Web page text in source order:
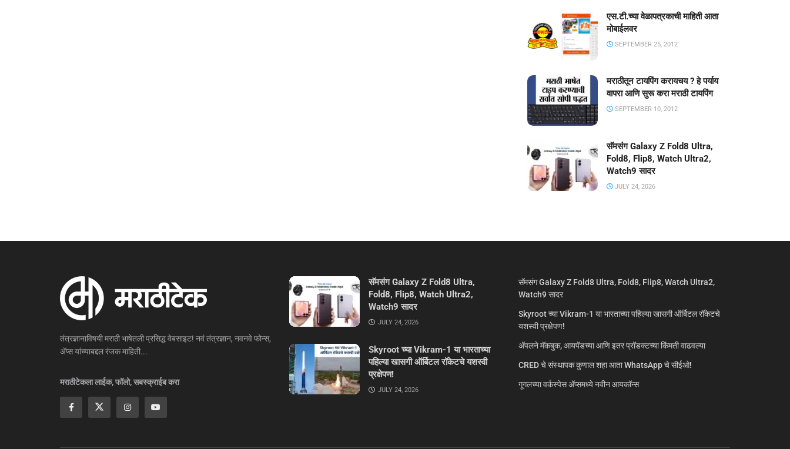
एस.टी.च्या वेळापत्रकाची माहिती आता
मोबाईलवर
SEPTEMBER 25, 2012
मराठीतून टायपिंग करायचय ? हे पर्याय
वापरा आणि सुरू करा मराठी टायपिंग
SEPTEMBER 10, 2012
सॅमसंग Galaxy Z Fold8 Ultra,
Fold8, Flip8, Watch Ultra2,
Watch9 सादर
JULY 24, 2026
तंत्रज्ञानाविषयी मराठी भाषेतली प्रसिद्ध वेबसाइट! नवं तंत्रज्ञान, नवनवे फोन्स,
ॲप्स यांच्याबद्दल रंजक माहिती...
मराठीटेकला लाईक, फॉलो, सबस्क्राईब करा
सॅमसंग Galaxy Z Fold8 Ultra,
Fold8, Flip8, Watch Ultra2,
Watch9 सादर
JULY 24, 2026
Skyroot च्या Vikram-1 या भारताच्या
पहिल्या खासगी ऑर्बिटल रॉकेटचे यशस्वी
प्रक्षेपण!
JULY 24, 2026
सॅमसंग Galaxy Z Fold8 Ultra, Fold8, Flip8, Watch Ultra2,
Watch9 सादर
Skyroot च्या Vikram-1 या भारताच्या पहिल्या खासगी ऑर्बिटल रॉकेटचे
यशस्वी प्रक्षेपण!
ॲपलने मॅकबुक, आयपॅडच्या आणि इतर प्रॉडक्टच्या किंमती वाढवल्या
CRED चे संस्थापक कुणाल शहा आता WhatsApp चे सीईओ!
गूगलच्या वर्कस्पेस अ‍ॅप्समध्ये नवीन आयकॉन्स